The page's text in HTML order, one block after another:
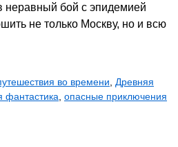
неравный бой с эпидемией
не только Москву, но и всю
во времени
Древняя
фантастика опасные приключения